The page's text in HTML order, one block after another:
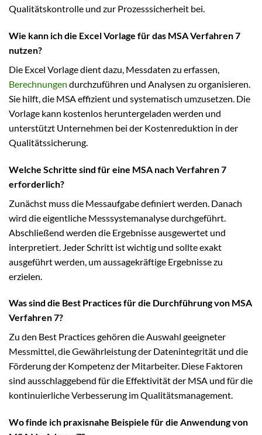
Qualitätskontrolle und zur Prozesssicherheit bei.
Wie kann ich die Excel Vorlage für das MSA Verfahren 7
nutzen?
Die Excel Vorlage dient dazu, Messdaten zu erfassen,
Berechnungen durchzuführen und Analysen zu organisieren.
Sie hilft, die MSA effizient und systematisch umzusetzen. Die
Vorlage kann kostenlos heruntergeladen werden und
unterstützt Unternehmen bei der Kostenreduktion in der
Qualitätssicherung.
Welche Schritte sind für eine MSA nach Verfahren 7
erforderlich?
Zunächst muss die Messaufgabe definiert werden. Danach
wird die eigentliche Messsystemanalyse durchgeführt.
Abschließend werden die Ergebnisse ausgewertet und
interpretiert. Jeder Schritt ist wichtig und sollte exakt
ausgeführt werden, um aussagekräftige Ergebnisse zu
erzielen.
Was sind die Best Practices für die Durchführung von MSA
Verfahren 7?
Zu den Best Practices gehören die Auswahl geeigneter
Messmittel, die Gewährleistung der Datenintegrität und die
Förderung der Kompetenz der Mitarbeiter. Diese Faktoren
sind ausschlaggebend für die Effektivität der MSA und für die
kontinuierliche Verbesserung im Qualitätsmanagement.
Wo finde ich praxisnahe Beispiele für die Anwendung von